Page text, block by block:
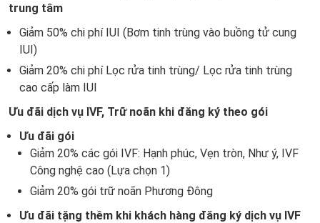
trung tâm
Giảm 50% chi phí IUI (Bơm tinh trùng vào buồng tử cung
IUI)
Giảm 20% chi phí Lọc rửa tinh trùng/ Lọc rửa tinh trùng
cao cấp làm IUI
Ưu đãi dịch vụ IVF, Trữ noãn khi đăng ký theo gói
Ưu đãi gói
Giảm 20% các gói IVF: Hạnh phúc, Vẹn tròn, Như ý, IVF
Công nghệ cao (Lựa chọn 1)
Giảm 20% gói trữ noãn Phương Đông
Ưu đãi tặng thêm khi khách hàng đăng ký dịch vụ IVF